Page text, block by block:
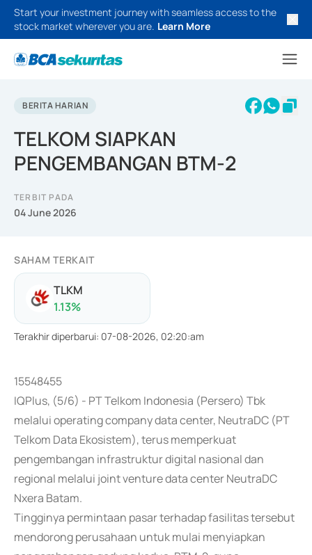
Start your investment journey with seamless access to the
stock market wherever you are. Learn More
BERITA HARIAN
TELKOM SIAPKAN
PENGEMBANGAN BTM-2
TERBIT PADA
04 June 2026
SAHAM TERKAIT
TLKM
1.13%
Terakhir diperbarui: 07-08-2026, 02:20:am
15548455
IQPlus, (5/6) - PT Telkom Indonesia (Persero) Tbk
melalui operating company data center, NeutraDC (PT
Telkom Data Ekosistem), terus memperkuat
pengembangan infrastruktur digital nasional dan
regional melalui joint venture data center NeutraDC
Nxera Batam.
Tingginya permintaan pasar terhadap fasilitas tersebut
mendorong perusahaan untuk mulai menyiapkan